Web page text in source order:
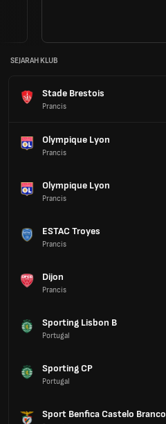
SEJARAH KLUB
Stade Brestois
Prancis
Olympique Lyon
Prancis
Olympique Lyon
Prancis
ESTAC Troyes
Prancis
Dijon
Prancis
Sporting Lisbon B
Portugal
Sporting CP
Portugal
Sport Benfica Castelo Branco